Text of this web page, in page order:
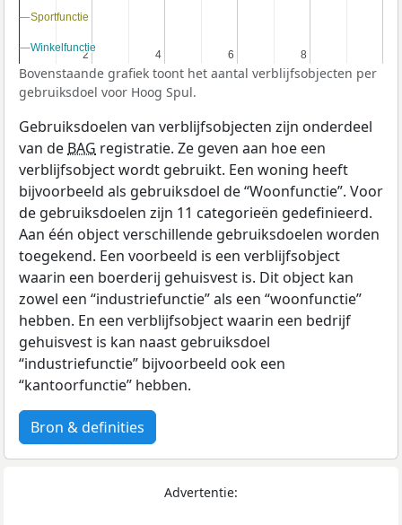
2
2 4
4 6
6 8
8
Sportfunctie
Sportfunctie
Winkelfunctie
Winkelfunctie
Bovenstaande grafiek toont het aantal verblijfsobjecten per
gebruiksdoel voor Hoog Spul.
Gebruiksdoelen van verblijfsobjecten zijn onderdeel
van de BAG registratie. Ze geven aan hoe een
verblijfsobject wordt gebruikt. Een woning heeft
bijvoorbeeld als gebruiksdoel de “Woonfunctie”. Voor
de gebruiksdoelen zijn 11 categorieën gedefinieerd.
Aan één object verschillende gebruiksdoelen worden
toegekend. Een voorbeeld is een verblijfsobject
waarin een boerderij gehuisvest is. Dit object kan
zowel een “industriefunctie” als een “woonfunctie”
hebben. En een verblijfsobject waarin een bedrijf
gehuisvest is kan naast gebruiksdoel
“industriefunctie” bijvoorbeeld ook een
“kantoorfunctie” hebben.
Bron & definities
Advertentie: